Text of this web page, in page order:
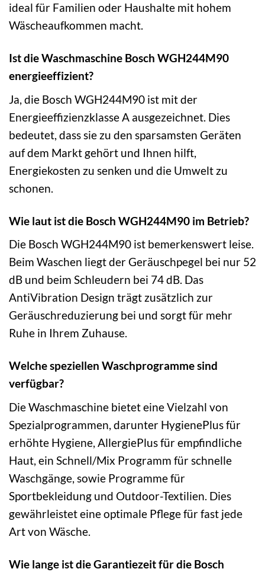
ideal für Familien oder Haushalte mit hohem
Wäscheaufkommen macht.
Ist die Waschmaschine Bosch WGH244M90
energieeffizient?
Ja, die Bosch WGH244M90 ist mit der
Energieeffizienzklasse A ausgezeichnet. Dies
bedeutet, dass sie zu den sparsamsten Geräten
auf dem Markt gehört und Ihnen hilft,
Energiekosten zu senken und die Umwelt zu
schonen.
Wie laut ist die Bosch WGH244M90 im Betrieb?
Die Bosch WGH244M90 ist bemerkenswert leise.
Beim Waschen liegt der Geräuschpegel bei nur 52
dB und beim Schleudern bei 74 dB. Das
AntiVibration Design trägt zusätzlich zur
Geräuschreduzierung bei und sorgt für mehr
Ruhe in Ihrem Zuhause.
Welche speziellen Waschprogramme sind
verfügbar?
Die Waschmaschine bietet eine Vielzahl von
Spezialprogrammen, darunter HygienePlus für
erhöhte Hygiene, AllergiePlus für empfindliche
Haut, ein Schnell/Mix Programm für schnelle
Waschgänge, sowie Programme für
Sportbekleidung und Outdoor-Textilien. Dies
gewährleistet eine optimale Pflege für fast jede
Art von Wäsche.
Wie lange ist die Garantiezeit für die Bosch